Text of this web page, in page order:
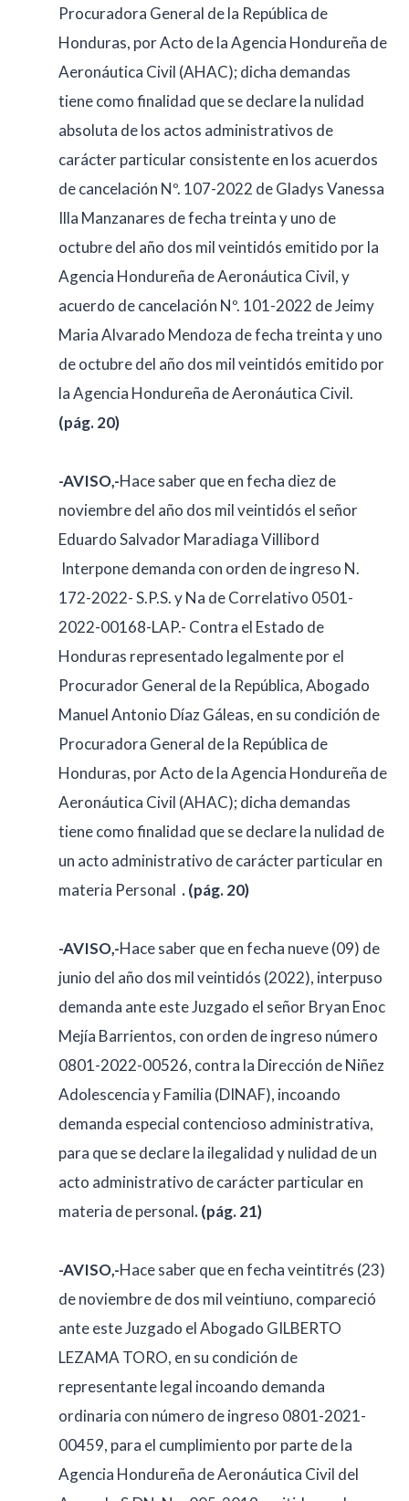
Procuradora General de la República de
Honduras, por Acto de la Agencia Hondureña de
Aeronáutica Civil (AHAC); dicha demandas
tiene como finalidad que se declare la nulidad
absoluta de los actos administrativos de
carácter particular consistente en los acuerdos
de cancelación Nº. 107-2022 de Gladys Vanessa
Illa Manzanares de fecha treinta y uno de
octubre del año dos mil veintidós emitido por la
Agencia Hondureña de Aeronáutica Civil, y
acuerdo de cancelación Nº. 101-2022 de Jeimy
Maria Alvarado Mendoza de fecha treinta y uno
de octubre del año dos mil veintidós emitido por
la Agencia Hondureña de Aeronáutica Civil.
(pág. 20)
-AVISO,-Hace saber que en fecha diez de
noviembre del año dos mil veintidós el señor
Eduardo Salvador Maradiaga Villibord
Interpone demanda con orden de ingreso N.
172-2022- S.P.S. y Na de Correlativo 0501-
2022-00168-LAP.- Contra el Estado de
Honduras representado legalmente por el
Procurador General de la República, Abogado
Manuel Antonio Díaz Gáleas, en su condición de
Procuradora General de la República de
Honduras, por Acto de la Agencia Hondureña de
Aeronáutica Civil (AHAC); dicha demandas
tiene como finalidad que se declare la nulidad de
un acto administrativo de carácter particular en
materia Personal . (pág. 20)
-AVISO,-Hace saber que en fecha nueve (09) de
junio del año dos mil veintidós (2022), interpuso
demanda ante este Juzgado el señor Bryan Enoc
Mejía Barrientos, con orden de ingreso número
0801-2022-00526, contra la Dirección de Niñez
Adolescencia y Familia (DINAF), incoando
demanda especial contencioso administrativa,
para que se declare la ilegalidad y nulidad de un
acto administrativo de carácter particular en
materia de personal. (pág. 21)
-AVISO,-Hace saber que en fecha veintitrés (23)
de noviembre de dos mil veintiuno, compareció
ante este Juzgado el Abogado GILBERTO
LEZAMA TORO, en su condición de
representante legal incoando demanda
ordinaria con número de ingreso 0801-2021-
00459, para el cumplimiento por parte de la
Agencia Hondureña de Aeronáutica Civil del